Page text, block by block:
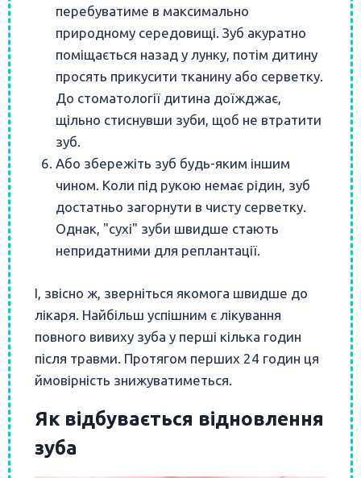
перебуватиме в максимально
природному середовищі. Зуб акуратно
поміщається назад у лунку, потім дитину
просять прикусити тканину або серветку.
До стоматології дитина доїжджає,
щільно стиснувши зуби, щоб не втратити
зуб.
Або збережіть зуб будь-яким іншим
чином. Коли під рукою немає рідин, зуб
достатньо загорнути в чисту серветку.
Однак, "сухі" зуби швидше стають
непридатними для реплантації.
І, звісно ж, зверніться якомога швидше до
лікаря. Найбільш успішним є лікування
повного вивиху зуба у перші кілька годин
після травми. Протягом перших 24 годин ця
ймовірність знижуватиметься.
Як відбувається відновлення
зуба